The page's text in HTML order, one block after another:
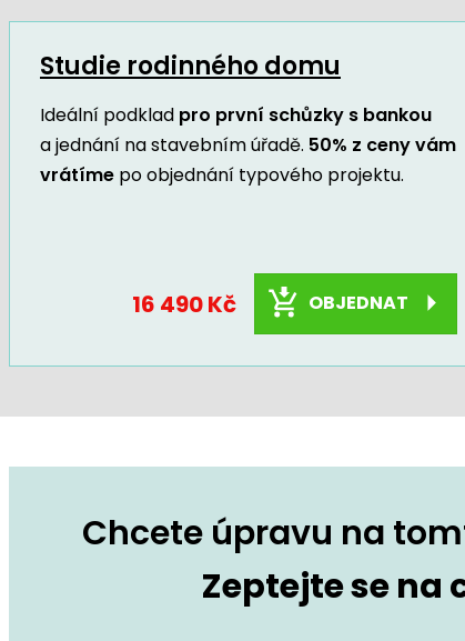
Studie rodinného domu
Ideální podklad pro první schůzky s bankou
a jednání na stavebním úřadě. 50% z ceny vám
vrátíme po objednání typového projektu.
16 490 Kč OBJEDNAT
Chcete úpravu na
Zeptejte se na